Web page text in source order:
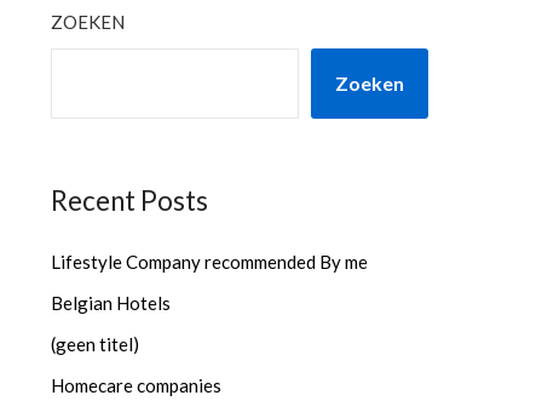
ZOEKEN
Zoeken
Recent Posts
Lifestyle Company recommended By me
Belgian Hotels
(geen titel)
Homecare companies